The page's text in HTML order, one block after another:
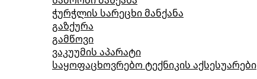
ჭურჭლის სარეცხი მანქანა
გაზქურა
გამწოვი
ვაკუუმის აპარატი
საყოფაცხოვრებო ტექნიკის აქსესუარები